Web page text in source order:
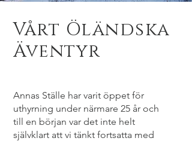
Vårt Öländska
Äventyr
Annas Ställe har varit öppet för
uthyrning under närmare 25 år och
till en början var det inte helt
självklart att vi tänkt fortsatta med